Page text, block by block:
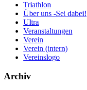
Triathlon
Über uns -Sei dabei!
Ultra
Veranstaltungen
Verein
Verein (intern)
Vereinslogo
Archiv